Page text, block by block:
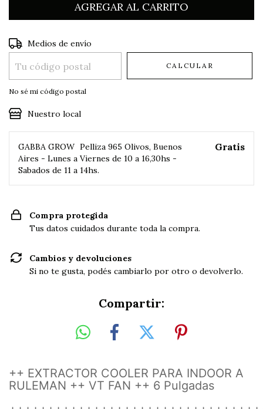
Entregas para el CP:
Medios de envío
CALCULAR
No sé mi código postal
Nuestro local
GABBA GROW Pelliza 965 Olivos, Buenos
Aires - Lunes a Viernes de 10 a 16,30hs -
Sabados de 11 a 14hs.
Gratis
Compra protegida
Tus datos cuidados durante toda la compra.
Cambios y devoluciones
Si no te gusta, podés cambiarlo por otro o devolverlo.
Compartir:
++ EXTRACTOR COOLER PARA INDOOR A
RULEMAN ++ VT FAN ++ 6 Pulgadas